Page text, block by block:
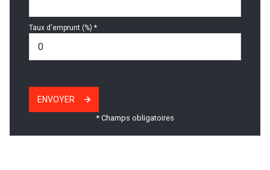
Taux d'emprunt (%) *
ENVOYER
* Champs obligatoires